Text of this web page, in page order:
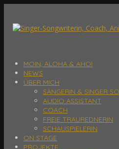
MOIN, ALOHA & AHOI
NEWS
ÜBER MICH
SÄNGERIN & SINGER
AUDIO ASSISTANT
COACH
FREIE TRAUREDNERIN
SCHAUSPIELERIN
ON STAGE
PROJEKTE